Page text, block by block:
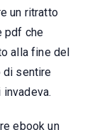
un ritratto
pdf che
alla fine del
di sentire
ebook un